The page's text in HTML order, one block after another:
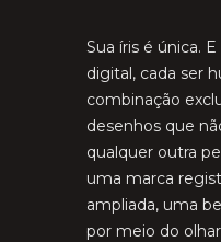
Sua íris é única.
digital, cada ser
combinação
desenhos que
qualquer outra
uma marca
ampliada, uma
por meio do